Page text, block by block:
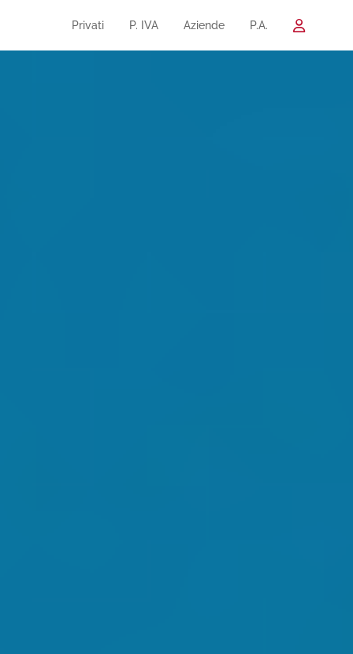
Privati P. IVA Aziende P.A.